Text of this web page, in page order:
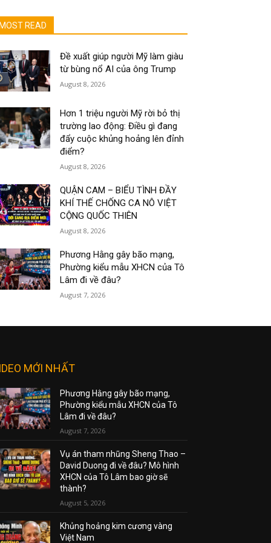
MOST READ
Đề xuất giúp người Mỹ làm giàu
từ bùng nổ AI của ông Trump
August 8, 2026
Hơn 1 triệu người Mỹ rời bỏ thị
trường lao động: Điều gì đang
đẩy cuộc khủng hoảng lên đỉnh
điểm?
August 8, 2026
QUẬN CAM – BIỂU TÌNH ĐẦY
KHÍ THẾ CHỐNG CA NÔ VIỆT
CỘNG QUỐC THIÊN
August 8, 2026
Phương Hằng gây bão mạng,
Phường kiểu mẫu XHCN của Tô
Lâm đi về đâu?
August 7, 2026
MỚI NHẤT
Phương Hằng gây bão mạng,
Phường kiểu mẫu XHCN của Tô
Lâm đi về đâu?
August 7, 2026
Vụ án tham nhũng Sheng Thao –
David Duong đi về đâu? Mô hình
XHCN của Tô Lâm bao giờ sẽ
thành?
August 5, 2026
Khủng hoảng kim cương vàng
Việt Nam